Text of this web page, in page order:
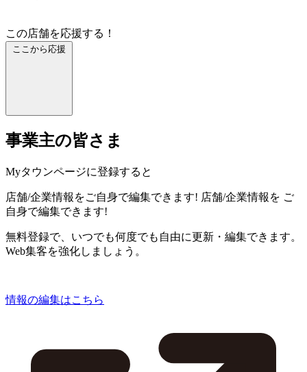
この店舗を応援する！
ここから応援
事業主の皆さま
Myタウンページに登録すると
店舗/企業情報をご自身で編集できます! 店舗/企業情報を ご
自身で編集できます!
無料登録で、いつでも何度でも自由に更新・編集できます。
Web集客を強化しましょう。
情報の編集はこちら